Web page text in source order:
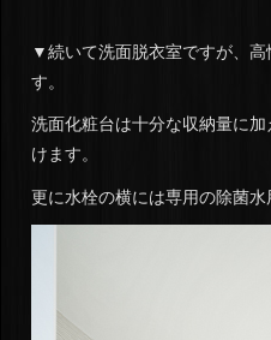
▼続いて洗面脱衣室ですが、
す。
洗面化粧台は十分な収納量に
けます。
更に水栓の横には専用の除菌水